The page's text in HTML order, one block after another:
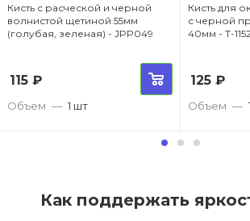
Кисть с расческой и черной
волнистой щетиной 55мм
(голубая, зеленая) - JPP049
115 ₽
Объем — 1 шт
Кисть для
с черной
40мм - T-1152
125₽
Объем —
Как поддержать